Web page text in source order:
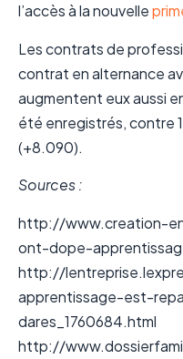
l’accès à la nouvelle
Les contrats de
contrat en alternance
augmentent eux aussi
été enregistrés, contre
(+8.090).
Sources :
http://www.creation-
ont-dope-
http://
apprentissage-est-
dares_1760684.html
http://